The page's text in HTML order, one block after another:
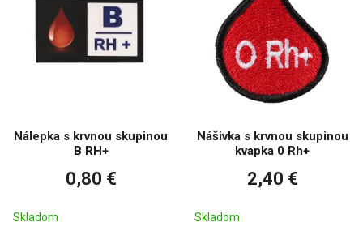
Nálepka s krvnou skupinou
B RH+
0,80 €
Skladom
Nášivka s krvnou skupinou
kvapka 0 Rh+
2,40 €
Skladom